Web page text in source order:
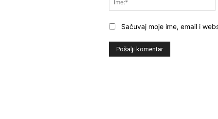
Sačuvaj moje ime, email i